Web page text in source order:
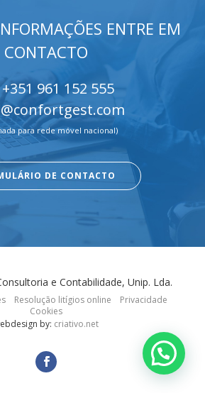
ENTRE EM
CONTACTO
+351 961 152 555
para rede móvel nacional)
DE CONTACTO
e Contabilidade, Unip. Lda.
Resolução litígios online
Privacidade
Cookies
by: criativo.net